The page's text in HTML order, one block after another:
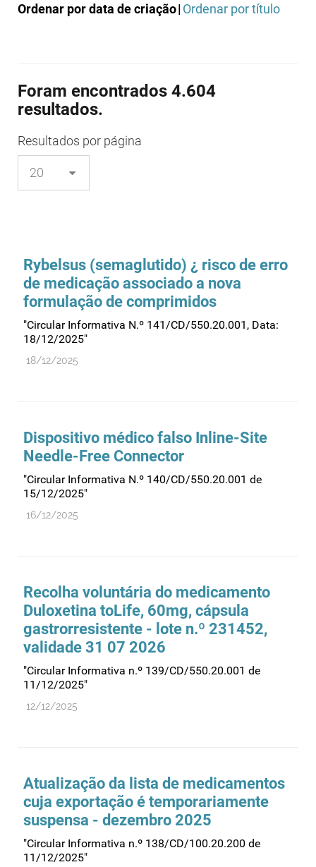
Boas práticas de distribuição
Boas práticas de investigação
Boas práticas de laboratório
Boas práticas regulamentares
Certificação
Controlo de qualidade
Cosméticos
Dispensa
Dispositivos médicos
Distribuição
Estrutura e organização
Exercício farmacêutico
Exportação
Fabricantes
Gestão financeira e patrimonial
Hemoderivados
Importação
Informação estatística
Licenciamentos
Locais de venda
Manutenção no mercado
Medicamentos de uso humano
Ordenar por data de criação| Ordenar por título
Foram encontrados 4.604
resultados.
Resultados por página
Rybelsus (semaglutido) ¿ risco de erro
de medicação associado a nova
formulação de comprimidos
"Circular Informativa N.º 141/CD/550.20.001, Data:
18/12/2025"
18/12/2025
Dispositivo médico falso Inline-Site
Needle-Free Connector
"Circular Informativa N.º 140/CD/550.20.001 de
15/12/2025"
16/12/2025
Recolha voluntária do medicamento
Duloxetina toLife, 60mg, cápsula
gastrorresistente - lote n.º 231452,
validade 31 07 2026
"Circular Informativa n.º 139/CD/550.20.001 de
11/12/2025"
12/12/2025
Atualização da lista de medicamentos
cuja exportação é temporariamente
suspensa - dezembro 2025
"Circular Informativa n.º 138/CD/100.20.200 de
11/12/2025"